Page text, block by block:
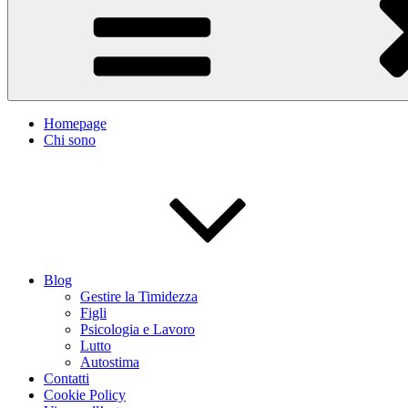
Homepage
Chi sono
Blog
Gestire la Timidezza
Figli
Psicologia e Lavoro
Lutto
Autostima
Contatti
Cookie Policy